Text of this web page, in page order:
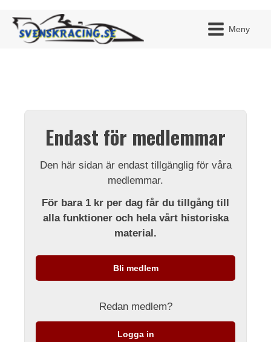
Meny
Endast för medlemmar
Den här sidan är endast tillgänglig för våra
medlemmar.
För bara 1 kr per dag får du tillgång till
alla funktioner och hela vårt historiska
material.
Bli medlem
Redan medlem?
Logga in